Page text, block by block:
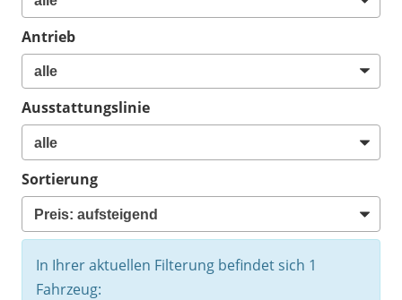
Antrieb
Ausstattungslinie
Sortierung
In Ihrer aktuellen Filterung befindet sich 1
Fahrzeug: